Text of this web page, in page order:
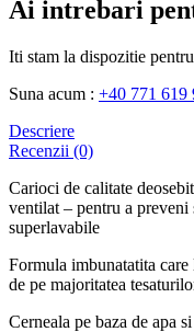
Ai intrebari
Iti stam la dispozitie
Suna acum : +40 771 619
Descriere
Recenzii (0)
Carioci de calitate
ventilat – pentru a
superlavabile
Formula imbunatatita care
de pe majoritatea
Cerneala pe baza de apa